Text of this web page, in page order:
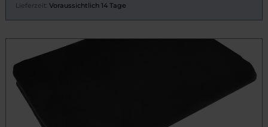
Lieferzeit: Voraussichtlich 14 Tage